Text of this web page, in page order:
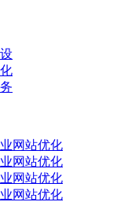
网站优化
网站优化
网站优化
网站优化